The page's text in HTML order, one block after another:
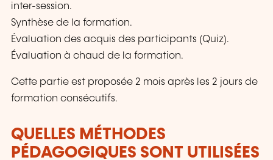
inter-session.
Synthèse de la formation.
Évaluation des acquis des participants (Quiz).
Évaluation à chaud de la formation.
Cette partie est proposée 2 mois après les 2 jours de
formation consécutifs.
QUELLES MÉTHODES
PÉDAGOGIQUES SONT UTILISÉES